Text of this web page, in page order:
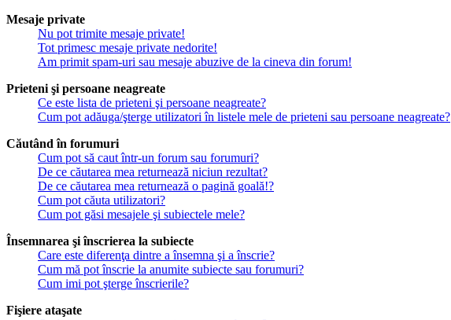
Mesaje private
Nu pot trimite mesaje private!
Tot primesc mesaje private nedorite!
Am primit spam-uri sau mesaje abuzive de la cineva din forum!
Prieteni şi persoane neagreate
Ce este lista de prieteni şi persoane neagreate?
Cum pot adăuga/şterge utilizatori în listele mele de prieteni sau persoane neagreate?
Căutând în forumuri
Cum pot să caut într-un forum sau forumuri?
De ce căutarea mea returnează niciun rezultat?
De ce căutarea mea returnează o pagină goală!?
Cum pot căuta utilizatori?
Cum pot găsi mesajele şi subiectele mele?
Însemnarea şi înscrierea la subiecte
Care este diferenţa dintre a însemna şi a înscrie?
Cum mă pot înscrie la anumite subiecte sau forumuri?
Cum imi pot şterge înscrierile?
Fişiere ataşate